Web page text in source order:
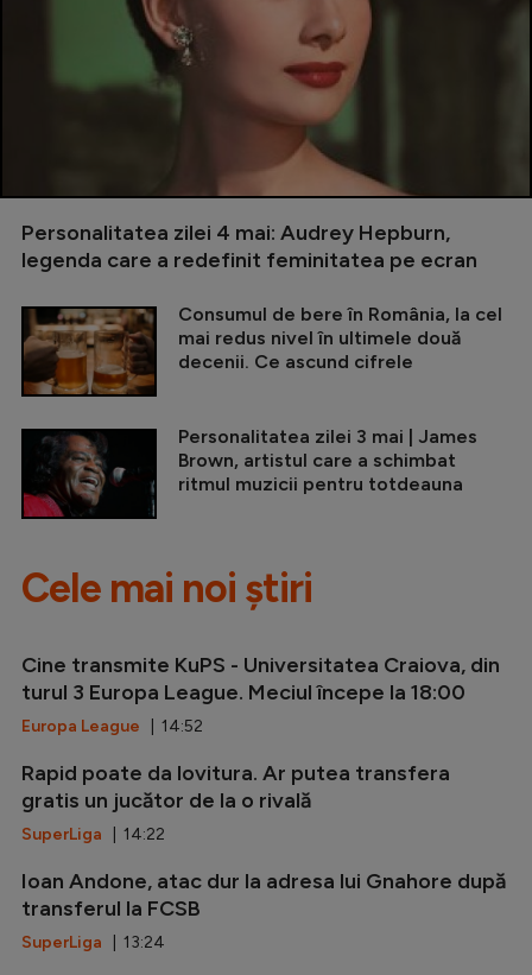
Personalitatea zilei 4 mai: Audrey Hepburn,
legenda care a redefinit feminitatea pe ecran
Consumul de bere în România, la cel
mai redus nivel în ultimele două
decenii. Ce ascund cifrele
Personalitatea zilei 3 mai | James
Brown, artistul care a schimbat
ritmul muzicii pentru totdeauna
Cele mai noi știri
Cine transmite KuPS - Universitatea Craiova, din
turul 3 Europa League. Meciul începe la 18:00
Europa League | 14:52
Rapid poate da lovitura. Ar putea transfera
gratis un jucător de la o rivală
SuperLiga | 14:22
Ioan Andone, atac dur la adresa lui Gnahore după
transferul la FCSB
SuperLiga | 13:24